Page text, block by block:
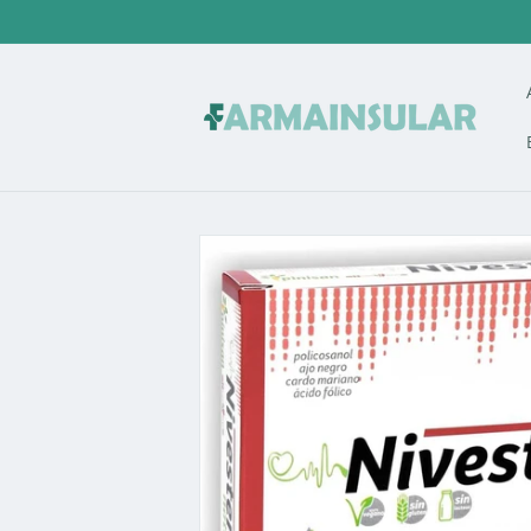
al contenido
directamente
a la
información
del producto